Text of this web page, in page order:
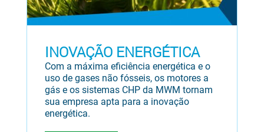
INOVAÇÃO ENERGÉTICA
Com a máxima eficiência energética e o
uso de gases não fósseis, os motores a
gás e os sistemas CHP da MWM tornam
sua empresa apta para a inovação
energética.